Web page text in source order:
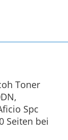
Toner
Spc
Seiten bei